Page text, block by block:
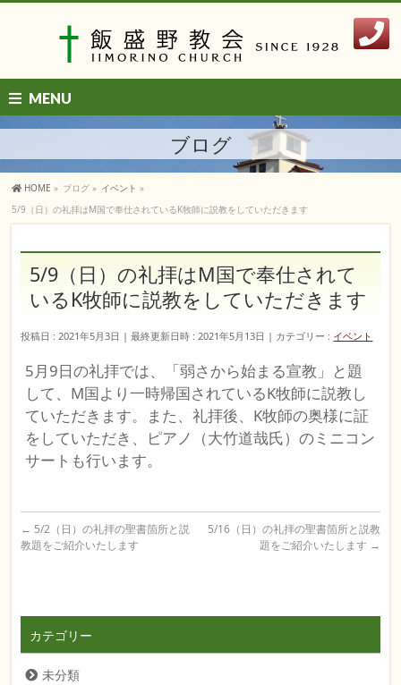
MENU
ブログ
HOME » ブログ » イベント »
5/9（日）の礼拝はM国で奉仕されているK牧師に説教をしていただきます
5/9（日）の礼拝はM国で奉仕されて
いるK牧師に説教をしていただきます
投稿日 : 2021年5月3日 最終更新日時 : 2021年5月13日 カテゴリー : イベント
5月9日の礼拝では、「弱さから始まる宣教」と題
して、M国より一時帰国されているK牧師に説教し
ていただきます。また、礼拝後、K牧師の奥様に証
をしていただき、ピアノ（大竹道哉氏）のミニコン
サートも行います。
← 5/2（日）の礼拝の聖書箇所と説
教題をご紹介いたします
5/16（日）の礼拝の聖書箇所と説教
題をご紹介いたします →
カテゴリー
未分類